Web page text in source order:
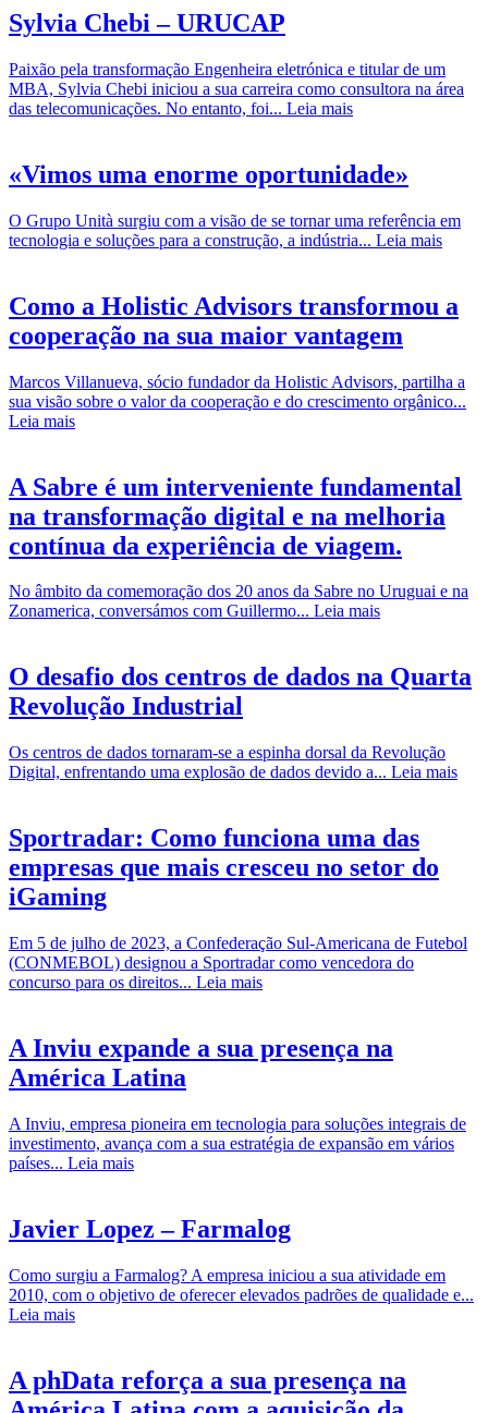
Sylvia Chebi – URUCAP
Paixão pela transformação Engenheira eletrónica e titular de um
MBA, Sylvia Chebi iniciou a sua carreira como consultora na área
das telecomunicações. No entanto, foi... Leia mais
«Vimos uma enorme oportunidade»
O Grupo Unità surgiu com a visão de se tornar uma referência em
tecnologia e soluções para a construção, a indústria... Leia mais
Como a Holistic Advisors transformou a
cooperação na sua maior vantagem
Marcos Villanueva, sócio fundador da Holistic Advisors, partilha a
sua visão sobre o valor da cooperação e do crescimento orgânico...
Leia mais
A Sabre é um interveniente fundamental
na transformação digital e na melhoria
contínua da experiência de viagem.
No âmbito da comemoração dos 20 anos da Sabre no Uruguai e na
Zonamerica, conversámos com Guillermo... Leia mais
O desafio dos centros de dados na Quarta
Revolução Industrial
Os centros de dados tornaram-se a espinha dorsal da Revolução
Digital, enfrentando uma explosão de dados devido a... Leia mais
Sportradar: Como funciona uma das
empresas que mais cresceu no setor do
iGaming
Em 5 de julho de 2023, a Confederação Sul-Americana de Futebol
(CONMEBOL) designou a Sportradar como vencedora do
concurso para os direitos... Leia mais
A Inviu expande a sua presença na
América Latina
A Inviu, empresa pioneira em tecnologia para soluções integrais de
investimento, avança com a sua estratégia de expansão em vários
países... Leia mais
Javier Lopez – Farmalog
Como surgiu a Farmalog? A empresa iniciou a sua atividade em
2010, com o objetivo de oferecer elevados padrões de qualidade e...
Leia mais
A phData reforça a sua presença na